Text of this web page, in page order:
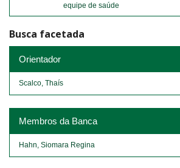
equipe de saúde
Busca facetada
Orientador
Scalco, Thaís
Membros da Banca
Hahn, Siomara Regina